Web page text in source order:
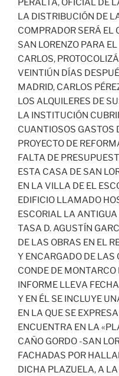
PERALTA, OFICIAL DE
LA DISTRIBUCIÓN DE
COMPRADOR SERÁ EL
SAN LORENZO PARA
CARLOS,
VEINTIÚN DÍAS
MADRID, CARLOS
LOS ALQUILERES DE
LA INSTITUCIÓN
CUANTIOSOS GASTOS
PROYECTO DE
FALTA DE
ESTA CASA DE SAN
EN LA VILLA DE EL
EDIFICIO LLAMADO
ESCORIAL LA
TASA D. AGUSTÍN
DE LAS OBRAS EN EL
Y ENCARGADO DE LAS
CONDE DE MONTARCO
INFORME LLEVA
Y EN ÉL SE INCLUYE
EN LA QUE SE
ENCUENTRA EN LA
CAÑO GORDO -SAN
FACHADAS POR
DICHA PLAZUELA, A